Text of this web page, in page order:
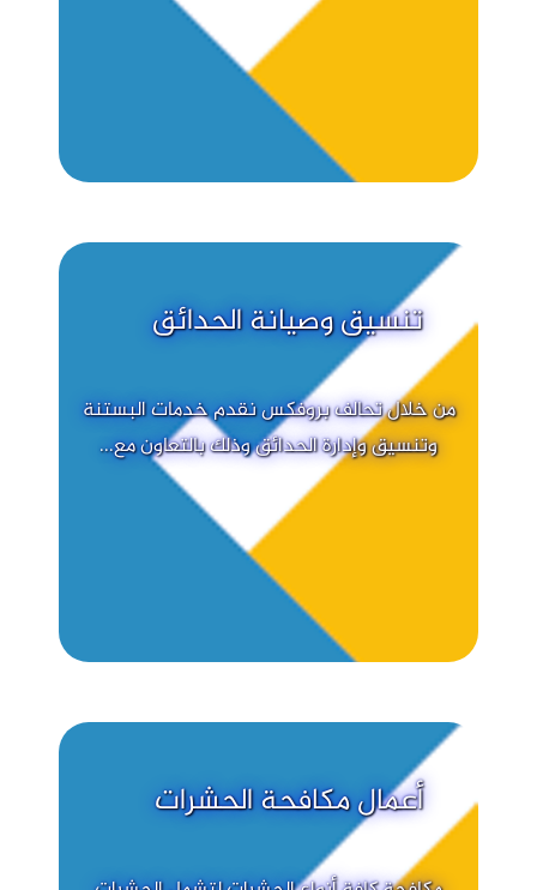
تنسيق وصيانة الحدائق
من خلال تحالف بروفكس نقدم خدمات البستنة
وتنسيق وإدارة الحدائق وذلك بالتعاون مع...
أعمال مكافحة الحشرات